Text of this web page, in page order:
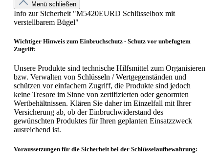
Menü schließen
Info zur Sicherheit "M5420EURD Schlüsselbox mit
verstellbarem Bügel"
Wichtiger Hinweis zum Einbruchschutz - Schutz vor unbefugtem
Zugriff:
Unsere Produkte sind technische Hilfsmittel zum Organisieren
bzw. Verwalten von Schlüsseln / Wertgegenständen und
schützen vor einfachem Zugriff, die Produkte sind jedoch
keine Tresore im Sinne von zertifizierten oder genormten
Wertbehältnissen. Klären Sie daher im Einzelfall mit Ihrer
Versicherung ab, ob der Einbruchwiderstand des
gewünschten Produktes für Ihren geplanten Einsatzzweck
ausreichend ist.
Voraussetzungen für die Sicherheit bei der Schlüsselaufbewahrung: